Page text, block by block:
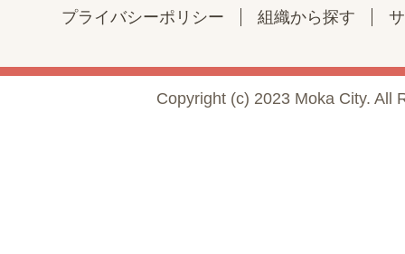
プライバシーポリシー 組織から探す
Copyright (c) 2023 Moka City. All